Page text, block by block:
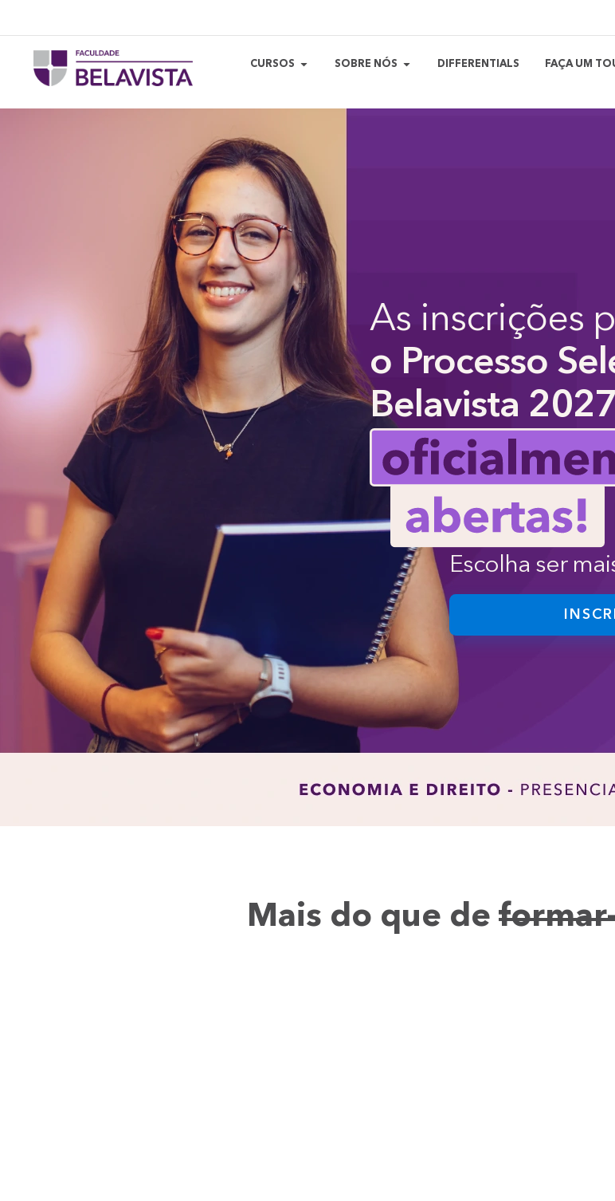
CURSOS SOBRE NÓS DIFFERENTIALS FAÇA UM
As inscrições
o Processo
Belavista 2027
Escolha ser
Mais do que de